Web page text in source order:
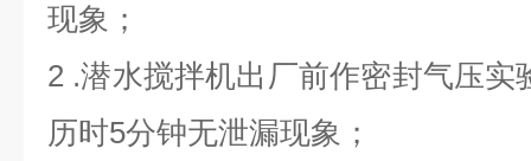
现象；
2 .潜水搅拌机出厂前作密封气压实
历时5分钟无泄漏现象；